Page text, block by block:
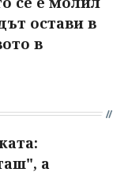
остави в
в
а